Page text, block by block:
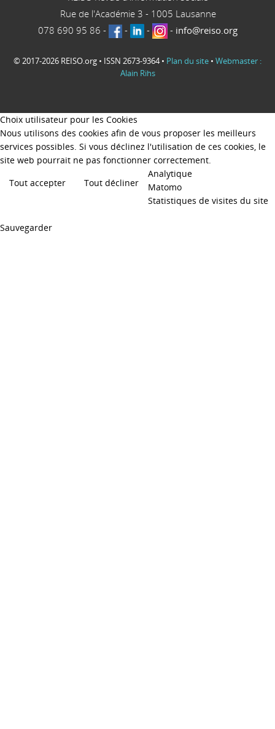
Rue de l'Académie 3 - 1005 Lausanne
078 690 95 86 - - - - info@reiso.org
© 2017-2026 REISO.org • ISSN 2673-9364 • Plan du site • Webmaster :
Alain Rihs
Choix utilisateur pour les Cookies
Nous utilisons des cookies afin de vous proposer les meilleurs
services possibles. Si vous déclinez l'utilisation de ces cookies, le
site web pourrait ne pas fonctionner correctement.
Tout accepter
Tout décliner
Analytique
Matomo
Statistiques de visites du site
Sauvegarder